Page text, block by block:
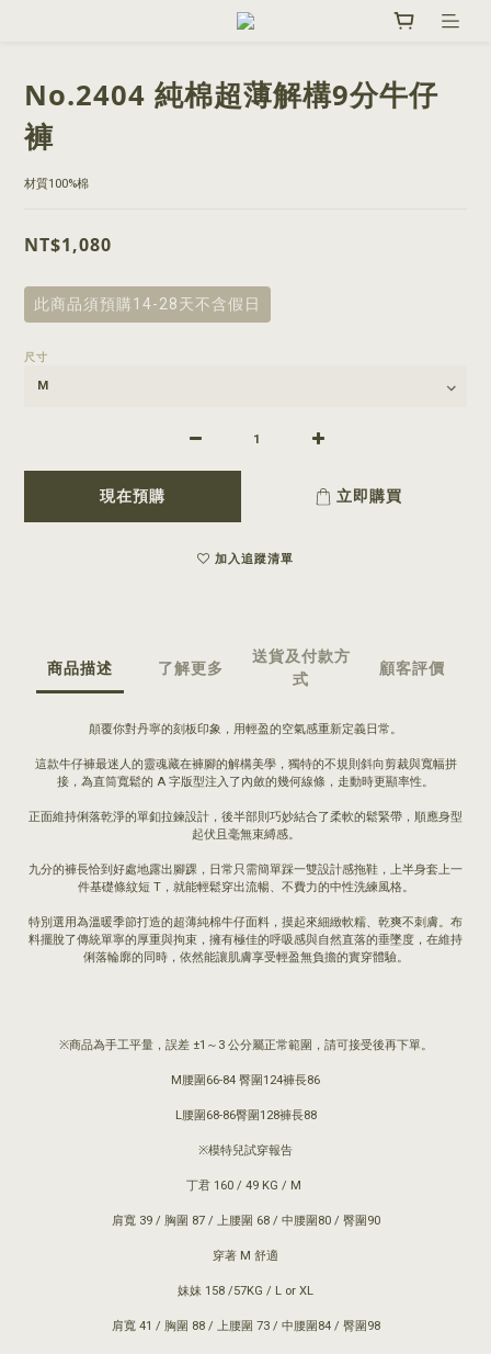
No.2404 純棉超薄解構9分牛仔
褲
材質100%棉
NT$1,080
此商品須預購14-28天不含假日
尺寸
現在預購 立即購買
加入追蹤清單
商品描述 了解更多
送貨及付款方
式
顧客評價
顛覆你對丹寧的刻板印象，用輕盈的空氣感重新定義日常。
這款牛仔褲最迷人的靈魂藏在褲腳的解構美學，獨特的不規則斜向剪裁與寬幅拼
接，為直筒寬鬆的 A 字版型注入了內斂的幾何線條，走動時更顯率性。
正面維持俐落乾淨的單釦拉鍊設計，後半部則巧妙結合了柔軟的鬆緊帶，順應身型
起伏且毫無束縛感。
九分的褲長恰到好處地露出腳踝，日常只需簡單踩一雙設計感拖鞋，上半身套上一
件基礎條紋短 T，就能輕鬆穿出流暢、不費力的中性洗練風格。
特別選用為溫暖季節打造的超薄純棉牛仔面料，摸起來細緻軟糯、乾爽不刺膚。布
料擺脫了傳統單寧的厚重與拘束，擁有極佳的呼吸感與自然直落的垂墜度，在維持
俐落輪廓的同時，依然能讓肌膚享受輕盈無負擔的實穿體驗。
※商品為手工平量，誤差 ±1～3 公分屬正常範圍，請可接受後再下單。
M腰圍66-84 臀圍124褲長86
L腰圍68-86臀圍128褲長88
※模特兒試穿報告
丁君 160 / 49 KG / M
肩寬 39 / 胸圍 87 / 上腰圍 68 / 中腰圍80 / 臀圍90
穿著 M 舒適
妹妹 158 /57KG / L or XL
肩寬 41 / 胸圍 88 / 上腰圍 73 / 中腰圍84 / 臀圍98